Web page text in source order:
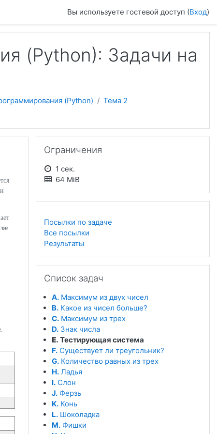
Вы используете гостевой доступ (Вход)
(Python): Задачи на
(Python)
Тема 2
Ограничения
1 сек.
64 MiB
Посылки по задаче
Все посылки
Результаты
Список задач
A. Максимум из двух чисел
B. Какое из чисел больше?
C. Максимум из трех
D. Знак числа
E. Тестирующая система
F. Существует ли треугольник?
G. Количество равных из трех
H. Ладья
I. Слон
J. Ферзь
K. Конь
L. Шоколадка
M. Фишки